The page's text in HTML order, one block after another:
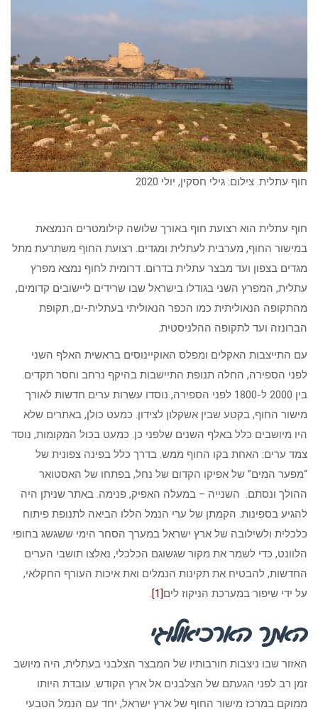
חוף עתלית. צילום: גילי חסקין, יולי 2020
חוף עתלית הוא רצועת חוף באורך שלושה קילומטרים הנמצאת
במישור החוף, מערבית לעתלית ומגדים. רצועת החוף משתרעת מתל
מגדים בצפון ועד מבצר עתלית בדרום. דרומית לחוף נמצא מפרץ
עתלית, המפרץ השני בגודלו בישראל שבו שרידים ליישובים קדומים,
מהתקופה הנאוליתית כמו הכפר הנאוליתי בעתלית-ים, תקופת
הברונזה ועד לתקופה ההלניסטית.
עם התייצבות האקלים ומפלס האוקיינוסים בראשית האלף השני
לפני הספירה, החלה תנופת התיישבות בהיקף נרחב וחסר תקדים.
בין 2000 ל-1800 לפני הספירה, נוסדו עשרות ערים חדשות לאורך
מישור החוף, בקטע שבין אשקלון לצידון. כמעט כולן, באתרים שלא
היו מיושבים כלל באלף השנים שלפני כן. כמעט בכול המקומות, נוסד
צמד ערים: האחת בקו החוף ממש. בדרך כלל בפינה צפונית של
“מפער המים” של אפיקו הקדום של נחל, בפתחו של האסטואר
ההולך ונסתם. השנייה – במעלה האפיק, פנימה. באתר שניתן היה
להגיע בספינות. הקמתן של ערי הנמל הללו הביאה לתנופת פיתוח
כלכלית ולשילובה של ארץ ישראל במערך הסחר הימי ששגשג בחופי
הלוונט, כדי לשמר את מקור שגשוגם הכלכלי, נאלצו תושבי הערים
החדשות, להבטיח את תקינות הנמלים ואת איכות העורף החקלאי,
על ידי שיפור במערכת הניקוז לים[1]
.
האתר הארכיאולוגי
האזור שבו ניצבות חורבותיו של המבצר הצלבני בעתלית, היה מיושב
זמן רב לפני הגעתם של הצלבנים אל ארץ הקודש. עובדת היותו
ממוקם במרכז מישור החוף של ארץ ישראל, יחד עם הנמל הטבעי